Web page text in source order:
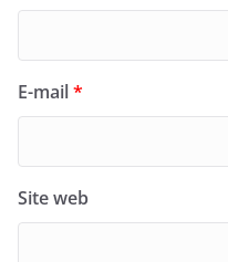
E-mail*
Site web